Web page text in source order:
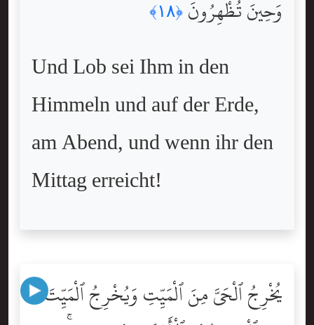
وَحِينَ تُظْهِرُونَ ﴿١٨﴾
Und Lob sei Ihm in den
Himmeln und auf der Erde,
am Abend, und wenn ihr den
Mittag erreicht!
يُخْرِجُ ٱلْحَىَّ مِنَ ٱلْمَيِّتِ وَيُخْرِجُ ٱلْمَيِّتَ